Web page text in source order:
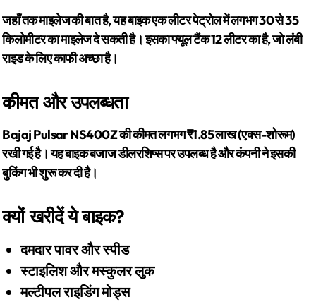
जहाँ तक माइलेज की बात है, यह बाइक एक लीटर पेट्रोल में लगभग 30 से 35
किलोमीटर का माइलेज दे सकती है। इसका फ्यूल टैंक 12 लीटर का है, जो लंबी
राइड के लिए काफी अच्छा है।
कीमत और उपलब्धता
Bajaj Pulsar NS400Z की कीमत लगभग ₹1.85 लाख (एक्स-शोरूम)
रखी गई है। यह बाइक बजाज डीलरशिप्स पर उपलब्ध है और कंपनी ने इसकी
बुकिंग भी शुरू कर दी है।
क्यों खरीदें ये बाइक?
दमदार पावर और स्पीड
स्टाइलिश और मस्कुलर लुक
मल्टीपल राइडिंग मोड्स